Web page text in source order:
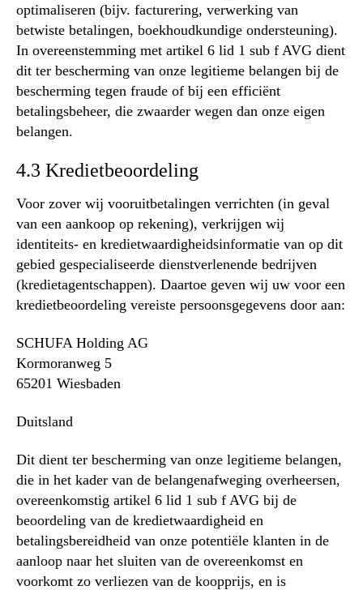
optimaliseren (bijv. facturering, verwerking van
betwiste betalingen, boekhoudkundige ondersteuning).
In overeenstemming met artikel 6 lid 1 sub f AVG dient
dit ter bescherming van onze legitieme belangen bij de
bescherming tegen fraude of bij een efficiënt
betalingsbeheer, die zwaarder wegen dan onze eigen
belangen.
4.3 Kredietbeoordeling
Voor zover wij vooruitbetalingen verrichten (in geval
van een aankoop op rekening), verkrijgen wij
identiteits- en kredietwaardigheidsinformatie van op dit
gebied gespecialiseerde dienstverlenende bedrijven
(kredietagentschappen). Daartoe geven wij uw voor een
kredietbeoordeling vereiste persoonsgegevens door aan:
SCHUFA Holding AG
Kormoranweg 5
65201 Wiesbaden
Duitsland
Dit dient ter bescherming van onze legitieme belangen,
die in het kader van de belangenafweging overheersen,
overeenkomstig artikel 6 lid 1 sub f AVG bij de
beoordeling van de kredietwaardigheid en
betalingsbereidheid van onze potentiële klanten in de
aanloop naar het sluiten van de overeenkomst en
voorkomt zo verliezen van de koopprijs, en is